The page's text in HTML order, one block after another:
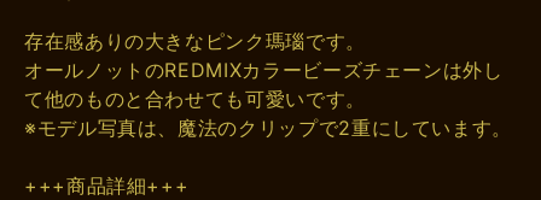
存在感ありの大きなピンク瑪瑙です。
オールノットのREDMIXカラービーズチェーンは外し
て他のものと合わせても可愛いです。
※モデル写真は、魔法のクリップで2重にしています。
+++商品詳細+++